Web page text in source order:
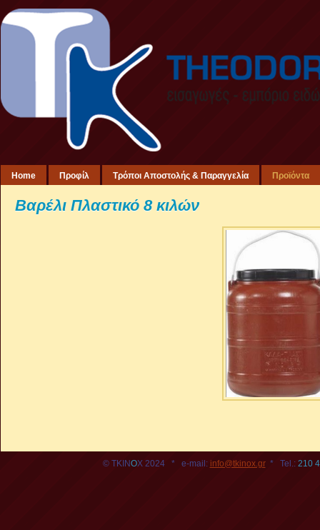
Home Προφίλ Τρόποι Αποστολής & Παραγγελία Προϊόντα
Βαρέλι Πλαστικό 8 κιλών
© TKINOX 2024 * e-mail: info@tkinox.gr * Tel.:210